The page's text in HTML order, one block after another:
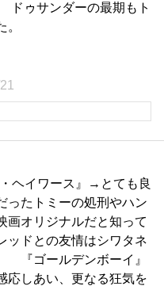
ドゥサンダーの最期もト
・ヘイワース』→とても良
ったトミーの処刑やハン
画オリジナルだと知って
ッドとの友情はシワタネ
『ゴールデンボーイ』
応しあい、更なる狂気を